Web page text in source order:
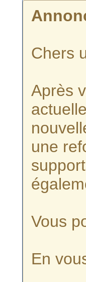
Chers
Après
une
Vous
En